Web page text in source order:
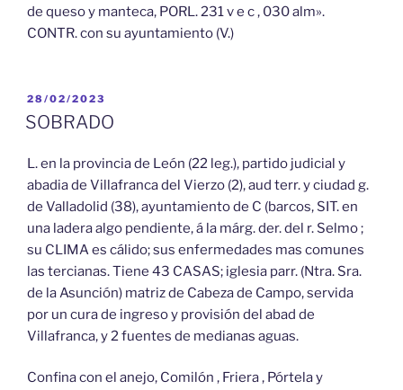
de queso y manteca, PORL. 231 v e c , 030 alm».
CONTR. con su ayuntamiento (V.)
PUBLICADO
EL
28/02/2023
SOBRADO
L. en la provincia de León (22 leg.), partido judicial y
abadia de Villafranca del Vierzo (2), aud terr. y ciudad g.
de Valladolid (38), ayuntamiento de C (barcos, SIT. en
una ladera algo pendiente, á la márg. der. del r. Selmo ;
su CLIMA es cálido; sus enfermedades mas comunes
las tercianas. Tiene 43 CASAS; iglesia parr. (Ntra. Sra.
de la Asunción) matriz de Cabeza de Campo, servida
por un cura de ingreso y provisión del abad de
Villafranca, y 2 fuentes de medianas aguas.
Confina con el anejo, Comilón , Friera , Pórtela y